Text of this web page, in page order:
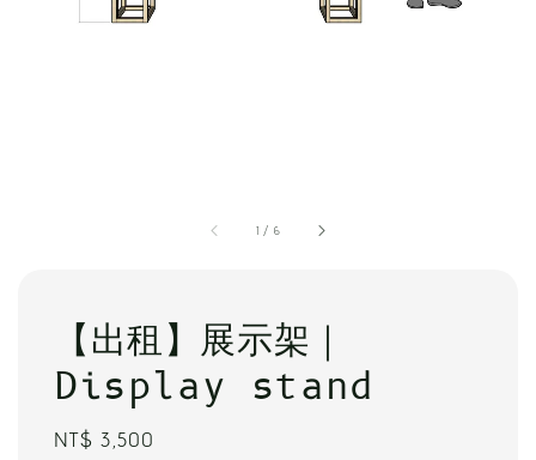
1 / 6
【出租】展示架｜
Display stand
Regular
NT$ 3,500